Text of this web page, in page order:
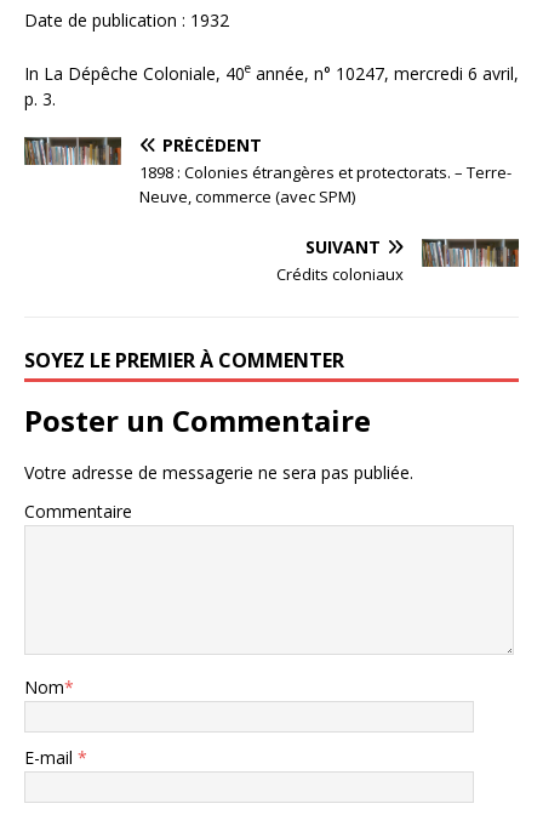
Date de publication : 1932
In La Dépêche Coloniale, 40e année, n° 10247, mercredi 6 avril,
p. 3.
PRÉCÉDENT
1898 : Colonies étrangères et protectorats. – Terre-
Neuve, commerce (avec SPM)
SUIVANT
Crédits coloniaux
SOYEZ LE PREMIER À COMMENTER
Poster un Commentaire
Votre adresse de messagerie ne sera pas publiée.
Commentaire
Nom*
E-mail *